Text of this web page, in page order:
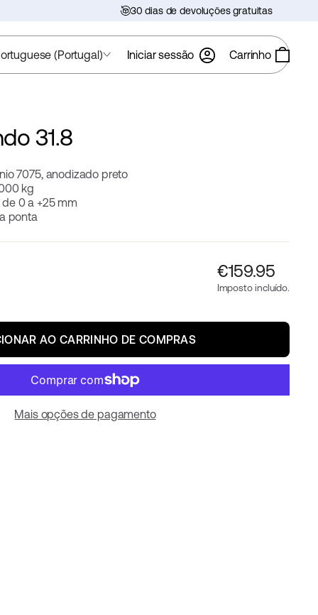
30 dias de devoluções gratuitas
(Portugal) Iniciar sessão Carrinho
31.8
7075, anodizado preto
kg
0 a +25 mm
ponta
Preço
normal
€‎159.95
Imposto incluído.
AO CARRINHO DE COMPRAS
Mais opções de pagamento